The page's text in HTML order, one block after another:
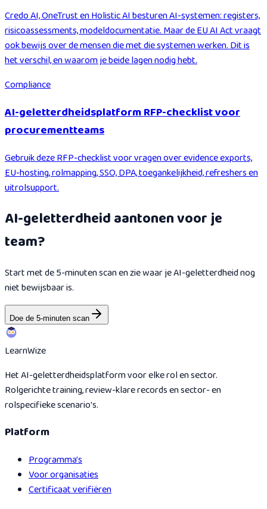
Credo AI, OneTrust en Holistic AI besturen AI-systemen: registers,
risicoassessments, modeldocumentatie. Maar de EU AI Act vraagt
ook bewijs over de mensen die met die systemen werken. Dit is
het verschil, en waarom je beide lagen nodig hebt.
Compliance
AI-geletterdheidsplatform RFP-checklist voor
procurementteams
Gebruik deze RFP-checklist voor vragen over evidence exports,
EU-hosting, rolmapping, SSO, DPA, toegankelijkheid, refreshers en
uitrolsupport.
AI-geletterdheid aantonen voor je
team?
Start met de 5-minuten scan en zie waar je AI-geletterdheid nog
niet bewijsbaar is.
Doe de 5-minuten scan
LearnWize
Het AI-geletterdheidsplatform voor elke rol en sector.
Rolgerichte training, review-klare records en sector- en
rolspecifieke scenario's.
Platform
Programma's
Voor organisaties
Certificaat verifiëren